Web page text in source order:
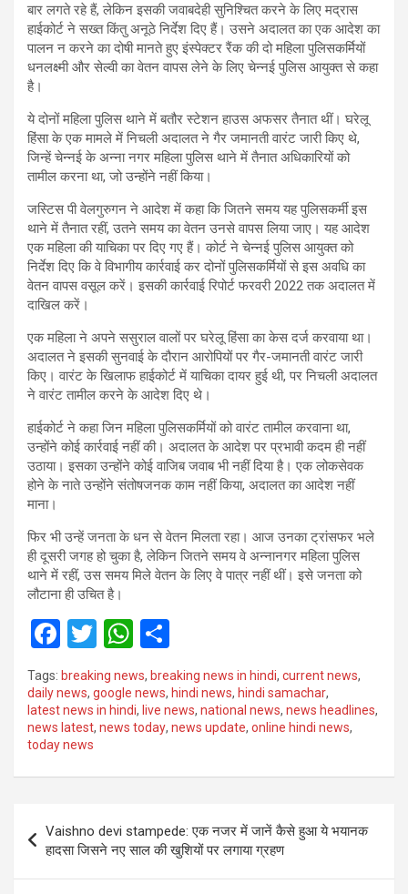
बार लगते रहे हैं, लेकिन इसकी जवाबदेही सुनिश्चित करने के लिए मद्रास
हाईकोर्ट ने सख्त किंतु अनूठे निर्देश दिए हैं। उसने अदालत का एक आदेश का
पालन न करने का दोषी मानते हुए इंस्पेक्टर रैंक की दो महिला पुलिसकर्मियों
धनलक्ष्मी और सेल्वी का वेतन वापस लेने के लिए चेन्नई पुलिस आयुक्त से कहा
है।
ये दोनों महिला पुलिस थाने में बतौर स्टेशन हाउस अफसर तैनात थीं। घरेलू
हिंसा के एक मामले में निचली अदालत ने गैर जमानती वारंट जारी किए थे,
जिन्हें चेन्नई के अन्ना नगर महिला पुलिस थाने में तैनात अधिकारियों को
तामील करना था, जो उन्होंने नहीं किया।
जस्टिस पी वेलगुरुगन ने आदेश में कहा कि जितने समय यह पुलिसकर्मी इस
थाने में तैनात रहीं, उतने समय का वेतन उनसे वापस लिया जाए। यह आदेश
एक महिला की याचिका पर दिए गए हैं। कोर्ट ने चेन्नई पुलिस आयुक्त को
निर्देश दिए कि वे विभागीय कार्रवाई कर दोनों पुलिसकर्मियों से इस अवधि का
वेतन वापस वसूल करें। इसकी कार्रवाई रिपोर्ट फरवरी 2022 तक अदालत में
दाखिल करें।
एक महिला ने अपने ससुराल वालों पर घरेलू हिंसा का केस दर्ज करवाया था।
अदालत ने इसकी सुनवाई के दौरान आरोपियों पर गैर-जमानती वारंट जारी
किए। वारंट के खिलाफ हाईकोर्ट में याचिका दायर हुई थी, पर निचली अदालत
ने वारंट तामील करने के आदेश दिए थे।
हाईकोर्ट ने कहा जिन महिला पुलिसकर्मियों को वारंट तामील करवाना था,
उन्होंने कोई कार्रवाई नहीं की। अदालत के आदेश पर प्रभावी कदम ही नहीं
उठाया। इसका उन्होंने कोई वाजिब जवाब भी नहीं दिया है। एक लोकसेवक
होने के नाते उन्होंने संतोषजनक काम नहीं किया, अदालत का आदेश नहीं
माना।
फिर भी उन्हें जनता के धन से वेतन मिलता रहा। आज उनका ट्रांसफर भले
ही दूसरी जगह हो चुका है, लेकिन जितने समय वे अन्नानगर महिला पुलिस
थाने में रहीं, उस समय मिले वेतन के लिए वे पात्र नहीं थीं। इसे जनता को
लौटाना ही उचित है।
F
a
ce
b
o
o
T
tt
er
W
at
s
p
h
ar
e
Tags: breaking news, breaking news in hindi, current news,
daily news, google news, hindi news, hindi samachar,
latest news in hindi, live news, national news, news headlines,
news latest, news today, news update, online hindi news,
today news
navigation
Vaishno devi stampede: एक नजर में जानें कैसे हुआ ये भयानक
हादसा जिसने नए साल की खुशियों पर लगाया ग्रहण